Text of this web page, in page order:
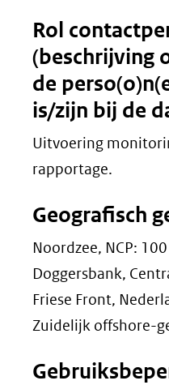
Rol
(beschrijving
de
is/zijn bij de
Uitvoering
rapportage.
Geografisch
Noordzee, NCP:
Doggersbank,
Friese Front,
Zuidelijk offshore-